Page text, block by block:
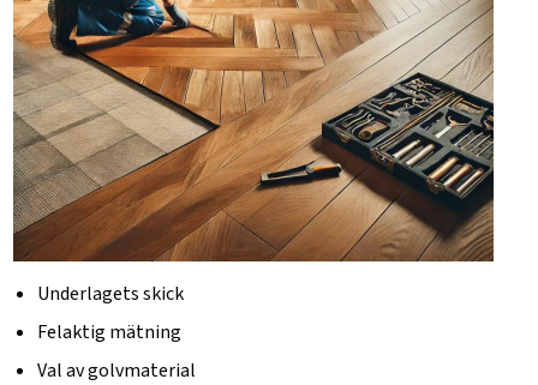
Underlagets skick
Felaktig mätning
Val av golvmaterial